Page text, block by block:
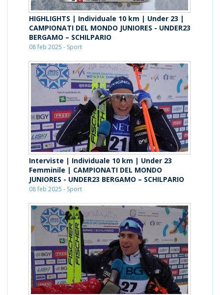
HIGHLIGHTS | Individuale 10 km | Under 23 |
CAMPIONATI DEL MONDO JUNIORES - UNDER23
BERGAMO – SCHILPARIO
08 feb 2025 - Sport
Interviste | Individuale 10 km | Under 23
Femminile | CAMPIONATI DEL MONDO
JUNIORES - UNDER23 BERGAMO – SCHILPARIO
08 feb 2025 - Sport